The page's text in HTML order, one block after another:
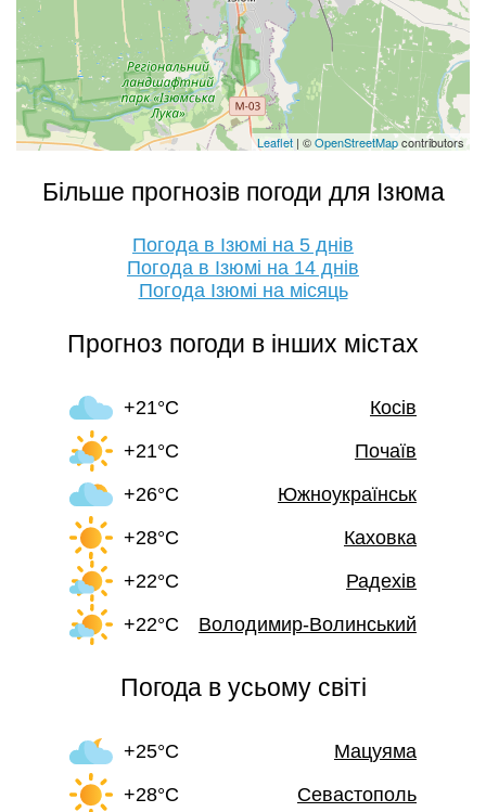
Leaflet | ©OpenStreetMapcontributors
Більше прогнозів погоди для Ізюма
Погода в Ізюмі на 5 днів
Погода в Ізюмі на 14 днів
Погода Ізюмі на місяць
Прогноз погоди в інших містах
+21°C
Косів
+21°C
Почаїв
+26°C
Южноукраїнськ
+28°C
Каховка
+22°C
Радехів
+22°C
Володимир-Волинський
Погода в усьому світі
+25°C
Мацуяма
+28°C
Севастополь